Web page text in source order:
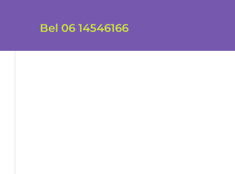
Bel 06 14546166